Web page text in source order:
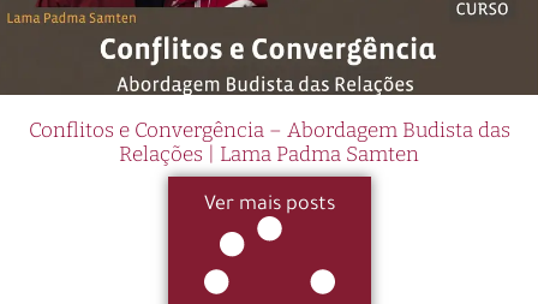
Conflitos e Convergência – Abordagem Budista das
Relações | Lama Padma Samten
Ver mais posts